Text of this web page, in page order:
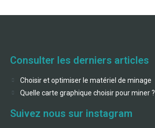
Consulter les derniers articles
Choisir et optimiser le matériel de minage
Quelle carte graphique choisir pour miner ?
Suivez nous sur instagram